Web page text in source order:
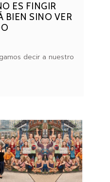
ES FINGIR
BIEN SINO VER
decir a nuestro